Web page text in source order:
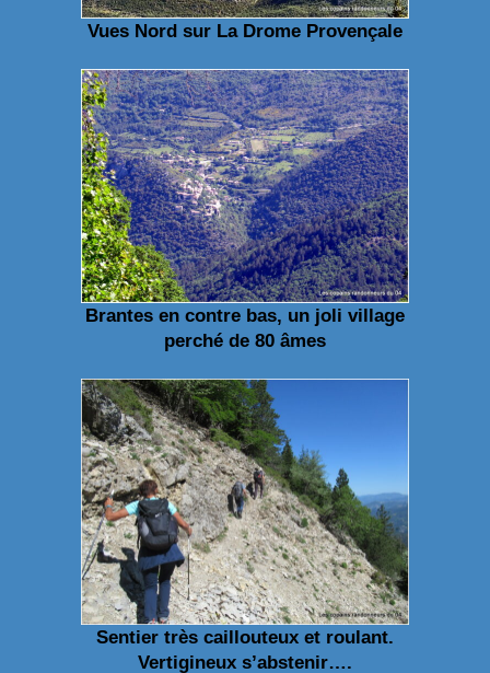
Vues Nord sur La Drome Provençale
Brantes en contre bas, un joli village
perché de 80 âmes
Sentier très caillouteux et roulant.
Vertigineux s’abstenir….